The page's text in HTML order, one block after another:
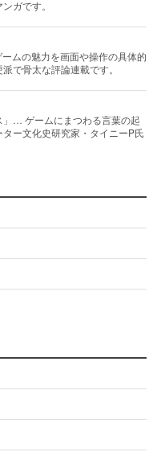
ガです。
ムの魅力を画面や操作の具体的
で骨太な評論連載です。
」… ゲームにまつわる言葉の起
ー文化史研究家・タイニーP氏